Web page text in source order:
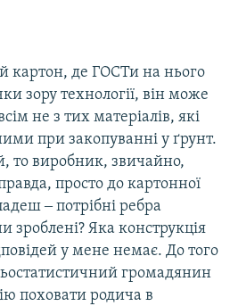
картон, де ГОСТи на нього
зору технології, він може
не з тих матеріалів, які
при закопуванні у ґрунт.
то виробник, звичайно,
просто до картонної
‒ потрібні ребра
зроблені? Яка конструкція
у мене немає. До того
громадянин
поховати родича в